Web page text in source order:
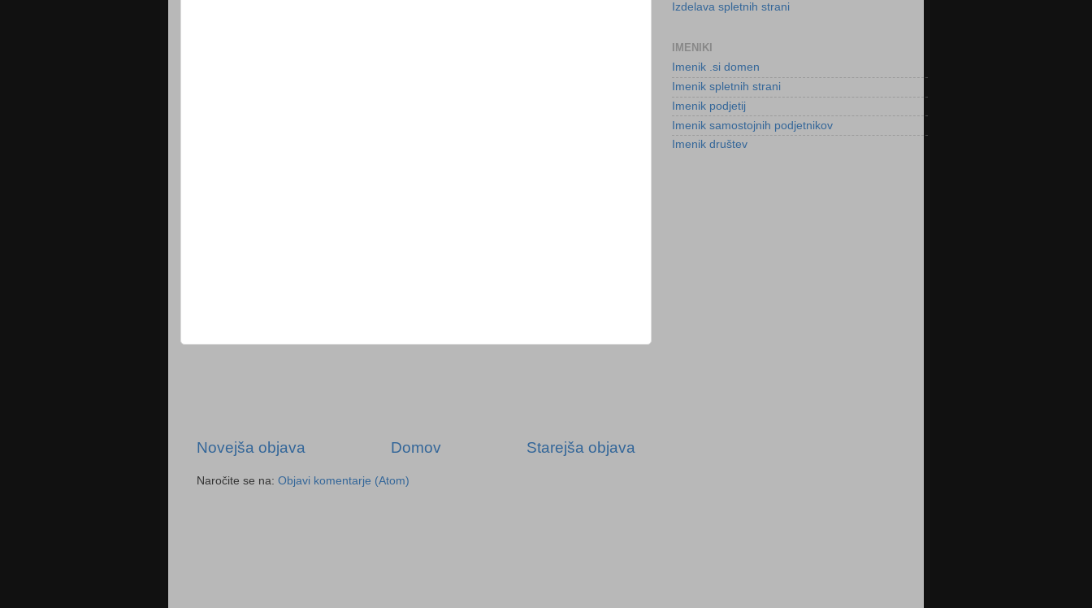
Novejša objava Starejša objava
Domov
Naročite se na: Objavi komentarje (Atom)
Izdelava spletnih strani
IMENIKI
Imenik .si domen
Imenik spletnih strani
Imenik podjetij
Imenik samostojnih podjetnikov
Imenik društev